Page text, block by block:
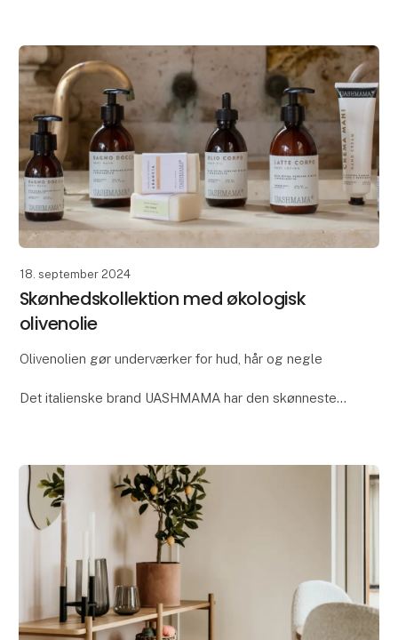
18. september 2024
Skønhedskollektion med økologisk
olivenolie
Olivenolien gør underværker for hud, hår og negle
Det italienske brand UASHMAMA har den skønneste